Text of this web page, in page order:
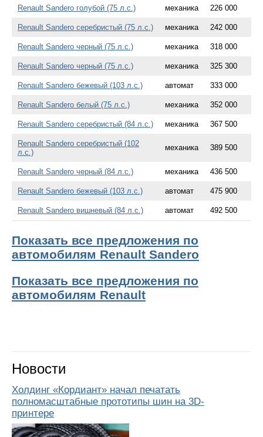
Renault Sandero голубой (75 л.с.) механика 226 000
Renault Sandero серебристый (75 л.с.) механика 242 000
Renault Sandero черный (75 л.с.) механика 318 000
Renault Sandero черный (75 л.с.) механика 325 300
Renault Sandero бежевый (103 л.с.) автомат 333 000
Renault Sandero белый (75 л.с.) механика 352 000
Renault Sandero серебристый (84 л.с.) механика 367 500
Renault Sandero серебристый (102
л.с.)
механика 389 500
Renault Sandero черный (84 л.с.) механика 436 500
Renault Sandero бежевый (103 л.с.) автомат 475 900
Renault Sandero вишневый (84 л.с.) автомат 492 500
Показать все предложения по
автомобилям Renault Sandero
Показать все предложения по
автомобилям Renault
Новости
Холдинг «Кордиант» начал печатать
полномасштабные прототипы шин на 3D-
принтере